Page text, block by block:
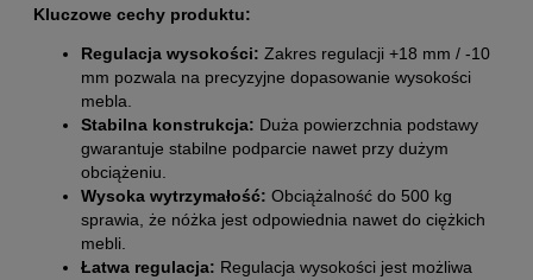
Kluczowe cechy produktu:
Regulacja wysokości: Zakres regulacji +18 mm / -10
mm pozwala na precyzyjne dopasowanie wysokości
mebla.
Stabilna konstrukcja: Duża powierzchnia podstawy
gwarantuje stabilne podparcie nawet przy dużym
obciążeniu.
Wysoka wytrzymałość: Obciążalność do 500 kg
sprawia, że nóżka jest odpowiednia nawet do ciężkich
mebli.
Łatwa regulacja: Regulacja wysokości jest możliwa